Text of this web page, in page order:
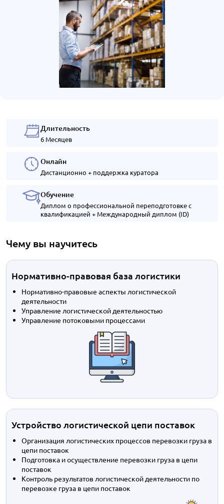
Длительность
6 Месяцев
Онлайн
Дистанционно + поддержка куратора
Обучение
Диплом о профессиональной переподготовке с
квалификацией + Международный диплом (ID)
Чему вы научитесь
Нормативно-правовая база логистики
Нормативно-правовые аспекты логистической
деятельности
Управление логистической деятельностью
Управление потоковыми процессами
Устройство логистической цепи поставок
Организация логистических процессов перевозки груза в
цепи поставок
Подготовка и осуществление перевозки груза в цепи
поставок
Контроль результатов логистической деятельности по
перевозке груза в цепи поставок